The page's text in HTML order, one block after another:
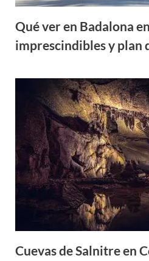
Qué ver en Badalona
imprescindibles y plan
Cuevas de Salnitre en